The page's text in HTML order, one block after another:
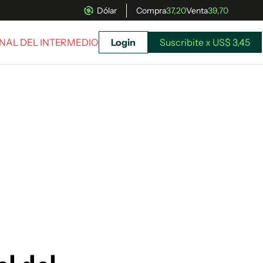
Dólar Compra37,20Venta39,70
DEL INTERMEDIO Login Suscribite x US$ 3,45